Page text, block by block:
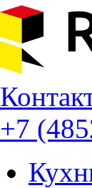
+7